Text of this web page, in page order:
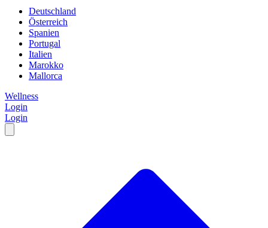
Deutschland
Österreich
Spanien
Portugal
Italien
Marokko
Mallorca
Wellness
Login
Login